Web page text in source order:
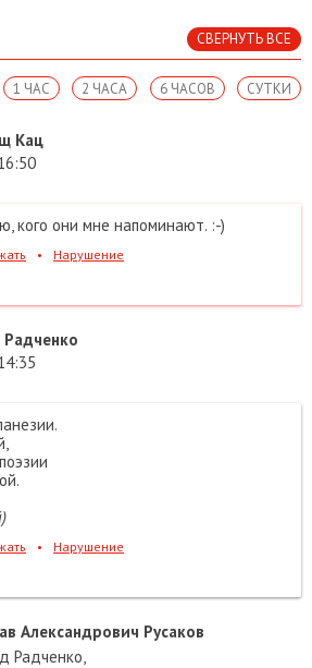
СВЕРНУТЬ ВСЕ
СУТКИ
6 ЧАСОВ
2 ЧАСА
1 ЧАС
Кац
кого они мне напоминают. :-)
• Нарушение
• Нарушение
Александрович Русаков
Радченко